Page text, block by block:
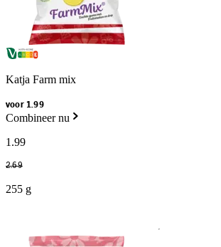
Katja Farm mix
voor 1.99
Combineer nu
1 .99
2.69
255 g